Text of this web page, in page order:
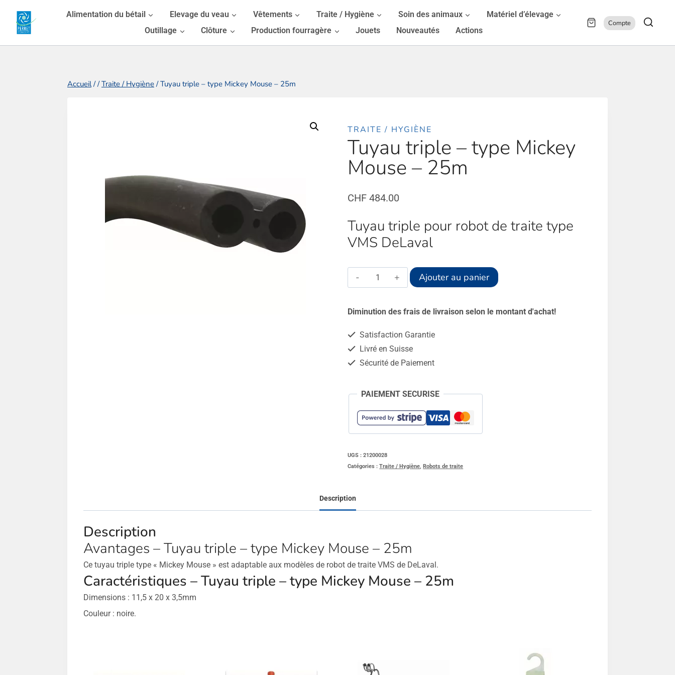
Alimentation du bétail Elevage du veau Vêtements Traite / Hygiène Soin des animaux
Matériel d’élevage
Outillage
Clôture Production fourragère Jouets Nouveautés Actions
Compte
Accueil / / Traite / Hygiène / Tuyau triple – type Mickey Mouse – 25m
TRAITE / HYGIÈNE
Tuyau triple – type Mickey
Mouse – 25m
CHF 484.00
Tuyau triple pour robot de traite type
VMS DeLaval
quantité
de
Tuyau
-
25m
Ajouter au panier Alternative:
Diminution des frais de livraison selon le montant d'achat!
Satisfaction Garantie
Livré en Suisse
Sécurité de Paiement
PAIEMENT SECURISE
UGS :21200028
Catégories :Traite / Hygiène ,Robots de traite
Description
Description
Avantages – Tuyau triple – type Mickey Mouse – 25m
Ce tuyau triple type « Mickey Mouse » est adaptable aux modèles de robot de traite VMS de DeLaval.
Caractéristiques – Tuyau triple – type Mickey Mouse – 25m
Dimensions : 11,5 x 20 x 3,5mm
Couleur : noire.